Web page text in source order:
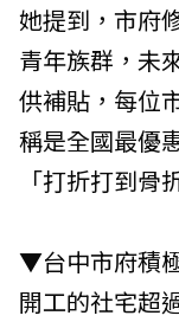
她提到，市府
青年族群，未
供補貼，每位
稱是全國最優
「打折打到骨
▼台中市府積
開工的社宅超